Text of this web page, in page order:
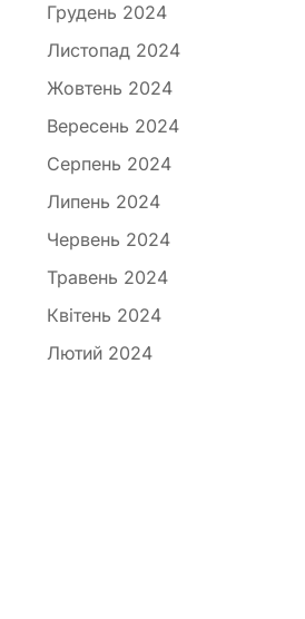
Грудень 2024
Листопад 2024
Жовтень 2024
Вересень 2024
Серпень 2024
Липень 2024
Червень 2024
Травень 2024
Квітень 2024
Лютий 2024